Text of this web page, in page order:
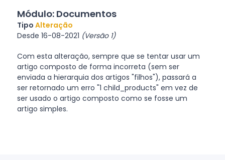
Módulo: Documentos
Tipo Alteração
Desde 16-08-2021 (Versão 1)
Com esta alteração, sempre que se tentar usar um
artigo composto de forma incorreta (sem ser
enviada a hierarquia dos artigos "filhos"), passará a
ser retornado um erro "1 child_products" em vez de
ser usado o artigo composto como se fosse um
artigo simples.